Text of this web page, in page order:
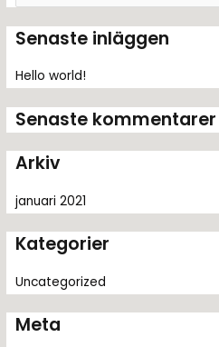
k
f
e
r
:
Senaste inläggen
Hello world!
Senaste kommentarer
Arkiv
januari 2021
Kategorier
Uncategorized
Meta